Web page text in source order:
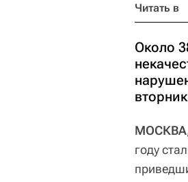
Читать в
Около
МОСКВА,
году